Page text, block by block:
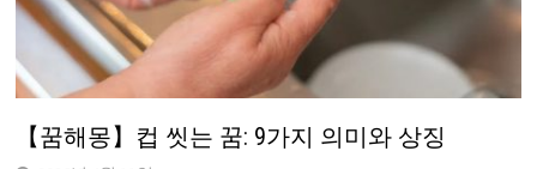
【꿈해몽】컵 씻는 꿈: 9가지 의미와 상징